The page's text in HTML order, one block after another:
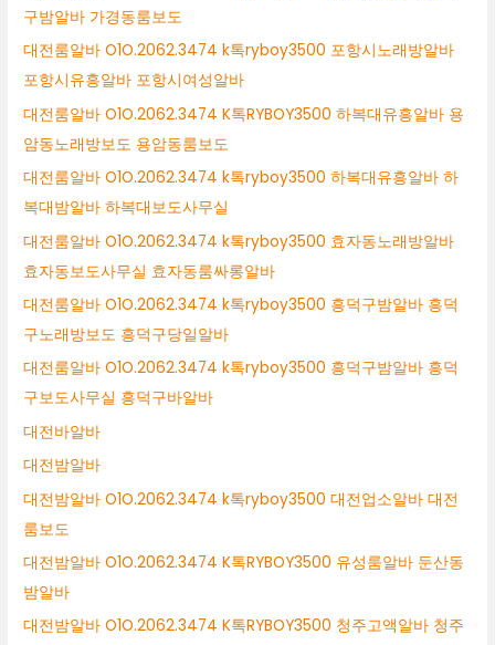
구밤알바 가경동룸보도
대전룸알바 O1O.2062.3474 k톡ryboy3500 포항시노래방알바
포항시유흥알바 포항시여성알바
대전룸알바 O1O.2062.3474 K톡RYBOY3500 하복대유흥알바 용
암동노래방보도 용암동룸보도
대전룸알바 O1O.2062.3474 k톡ryboy3500 하복대유흥알바 하
복대밤알바 하복대보도사무실
대전룸알바 O1O.2062.3474 k톡ryboy3500 효자동노래방알바
효자동보도사무실 효자동룸싸롱알바
대전룸알바 O1O.2062.3474 k톡ryboy3500 흥덕구밤알바 흥덕
구노래방보도 흥덕구당일알바
대전룸알바 O1O.2062.3474 k톡ryboy3500 흥덕구밤알바 흥덕
구보도사무실 흥덕구바알바
대전바알바
대전밤알바
대전밤알바 O1O.2062.3474 k톡ryboy3500 대전업소알바 대전
룸보도
대전밤알바 O1O.2062.3474 K톡RYBOY3500 유성룸알바 둔산동
밤알바
대전밤알바 O1O.2062.3474 K톡RYBOY3500 청주고액알바 청주